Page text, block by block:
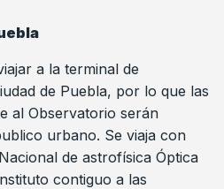
a la terminal de
de Puebla, por lo que las
al Observatorio serán
urbano. Se viaja con
de astrofísica Óptica
contiguo a las